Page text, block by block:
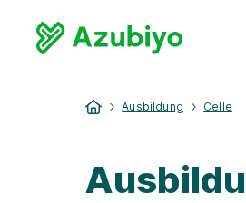
Ausbildung Celle